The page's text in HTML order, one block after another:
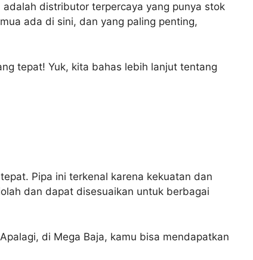
distributor terpercaya yang punya stok
ada di sini, dan yang paling penting,
tepat! Yuk, kita bahas lebih lanjut tentang
Pipa ini terkenal karena kekuatan dan
dan dapat disesuaikan untuk berbagai
di Mega Baja, kamu bisa mendapatkan